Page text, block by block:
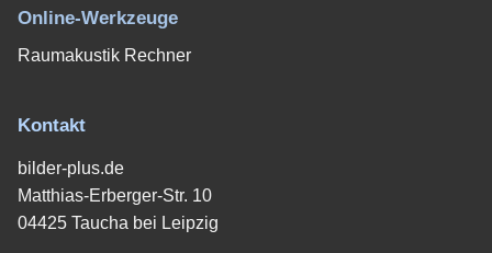
Online-Werkzeuge
Raumakustik Rechner
Kontakt
bilder-plus.de
Matthias-Erberger-Str. 10
04425 Taucha bei Leipzig